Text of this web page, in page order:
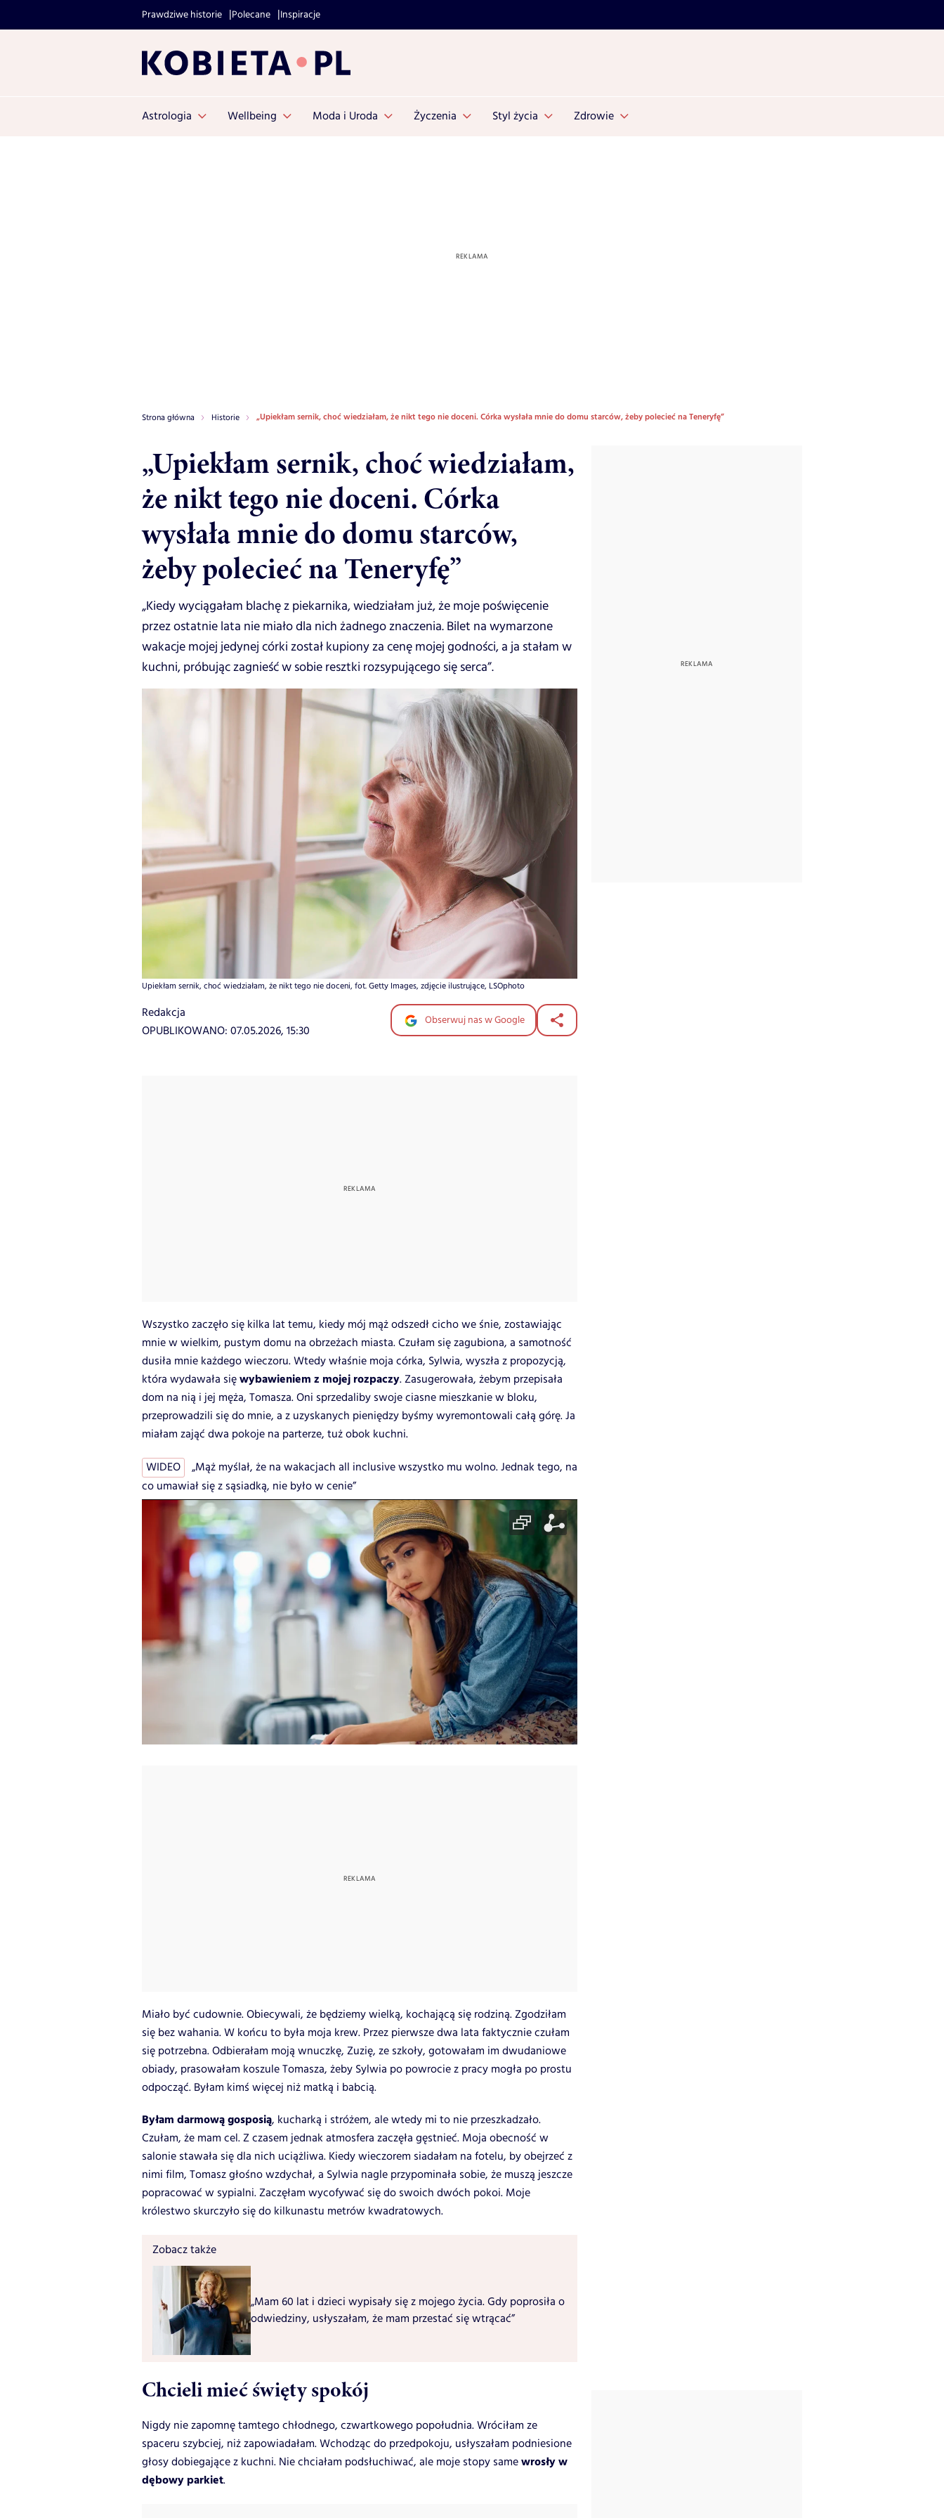
Prawdziwe historie Polecane Inspiracje
Astrologia Wellbeing Moda i Uroda Życzenia Styl życia Zdrowie
Strona główna Historie „Upiekłam sernik, choć wiedziałam, że nikt tego nie doceni. Córka wysłała mnie do domu starców, żeby polecieć na Teneryfę”
„Upiekłam sernik, choć wiedziałam,
że nikt tego nie doceni. Córka
wysłała mnie do domu starców,
żeby polecieć na Teneryfę”
„Kiedy wyciągałam blachę z piekarnika, wiedziałam już, że moje poświęcenie
przez ostatnie lata nie miało dla nich żadnego znaczenia. Bilet na wymarzone
wakacje mojej jedynej córki został kupiony za cenę mojej godności, a ja stałam w
kuchni, próbując zagnieść w sobie resztki rozsypującego się serca”.
Upiekłam sernik, choć wiedziałam, że nikt tego nie doceni, fot. Getty Images, zdjęcie ilustrujące, LSOphoto
Redakcja
OPUBLIKOWANO: 07.05.2026, 15:30
Obserwuj nas w Google
Wszystko zaczęło się kilka lat temu, kiedy mój mąż odszedł cicho we śnie, zostawiając
mnie w wielkim, pustym domu na obrzeżach miasta. Czułam się zagubiona, a samotność
dusiła mnie każdego wieczoru. Wtedy właśnie moja córka, Sylwia, wyszła z propozycją,
która wydawała sięwybawieniem z mojej rozpaczy. Zasugerowała, żebym przepisała
dom na nią i jej męża, Tomasza. Oni sprzedaliby swoje ciasne mieszkanie w bloku,
przeprowadzili się do mnie, a z uzyskanych pieniędzy byśmy wyremontowali całą górę. Ja
miałam zająć dwa pokoje na parterze, tuż obok kuchni.
WIDEO
„Mąż myślał, że na wakacjach all inclusive wszystko mu wolno. Jednak tego, na
co umawiał się z sąsiadką, nie było w cenie”
Miało być cudownie. Obiecywali, że będziemy wielką, kochającą się rodziną. Zgodziłam
się bez wahania. W końcu to była moja krew. Przez pierwsze dwa lata faktycznie czułam
się potrzebna. Odbierałam moją wnuczkę, Zuzię, ze szkoły, gotowałam im dwudaniowe
obiady, prasowałam koszule Tomasza, żeby Sylwia po powrocie z pracy mogła po prostu
odpocząć. Byłam kimś więcej niż matką i babcią.
Byłam darmową gosposią, kucharką i stróżem, ale wtedy mi to nie przeszkadzało.
Czułam, że mam cel. Z czasem jednak atmosfera zaczęła gęstnieć. Moja obecność w
salonie stawała się dla nich uciążliwa. Kiedy wieczorem siadałam na fotelu, by obejrzeć z
nimi film, Tomasz głośno wzdychał, a Sylwia nagle przypominała sobie, że muszą jeszcze
popracować w sypialni. Zaczęłam wycofywać się do swoich dwóch pokoi. Moje
królestwo skurczyło się do kilkunastu metrów kwadratowych.
Zobacz także
„Mam 60 lat i dzieci wypisały się z mojego życia. Gdy poprosiła o
odwiedziny, usłyszałam, że mam przestać się wtrącać”
Chcieli mieć święty spokój
Nigdy nie zapomnę tamtego chłodnego, czwartkowego popołudnia. Wróciłam ze
spaceru szybciej, niż zapowiadałam. Wchodząc do przedpokoju, usłyszałam podniesione
głosy dobiegające z kuchni. Nie chciałam podsłuchiwać, ale moje stopy samewrosły w
dębowy parkiet.